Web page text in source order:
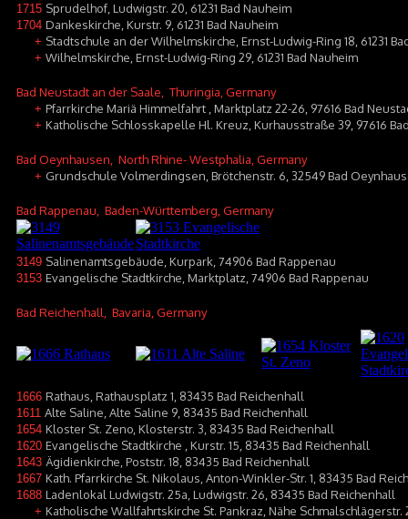
1715 Sprudelhof, Ludwigstr. 20, 61231 Bad Nauheim
1704 Dankeskirche, Kurstr. 9, 61231 Bad Nauheim
+ Stadtschule an der Wilhelmskirche, Ernst-Ludwig-Ring 18, 61231
+ Wilhelmskirche, Ernst-Ludwig-Ring 29, 61231 Bad Nauheim
Bad Neustadt an der Saale , Thuringia, Germany
+ Pfarrkirche Mariä Himmelfahrt , Marktplatz 22-26, 97616 Bad
+ Katholische Schlosskapelle Hl. Kreuz, Kurhausstraße 39, 97616
Bad Oeynhausen , North Rhine- Westphalia, Germany
+ Grundschule Volmerdingsen, Brötchenstr. 6, 32549 Bad
Bad Rappenau , Baden-Württemberg, Germany
3149 Salinenamtsgebäude, Kurpark, 74906 Bad Rappenau
3153 Evangelische Stadtkirche, Marktplatz, 74906 Bad Rappenau
Bad Reichenhall , Bavaria, Germany
1666 Rathaus, Rathausplatz 1, 83435 Bad Reichenhall
1611 Alte Saline, Alte Saline 9, 83435 Bad Reichenhall
1654 Kloster St. Zeno, Klosterstr. 3, 83435 Bad Reichenhall
1620 Evangelische Stadtkirche , Kurstr. 15, 83435 Bad Reichenhall
1643 Ägidienkirche, Poststr. 18, 83435 Bad Reichenhall
1667 Kath. Pfarrkirche St. Nikolaus, Anton-Winkler-Str. 1, 83435 Bad
1688 Ladenlokal Ludwigstr. 25a, Ludwigstr. 26, 83435 Bad Reichenhall
+ Katholische Wallfahrtskirche St. Pankraz, Nähe Schmalschlägerstr.